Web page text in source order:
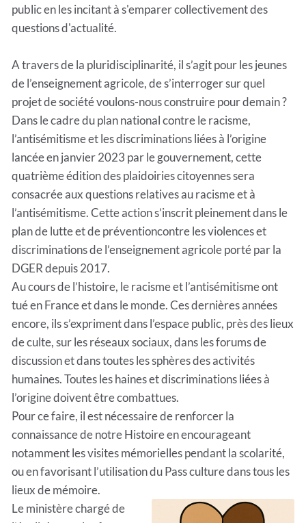
public en les incitant à s'emparer collectivement des
questions d'actualité.
A travers de la pluridisciplinarité, il s’agit pour les jeunes
de l’enseignement agricole, de s’interroger sur quel
projet de société voulons-nous construire pour demain ?
Dans le cadre du plan national contre le racisme,
l’antisémitisme et les discriminations liées à l’origine
lancée en janvier 2023 par le gouvernement, cette
quatrième édition des plaidoiries citoyennes sera
consacrée aux questions relatives au racisme et à
l’antisémitisme. Cette action s’inscrit pleinement dans le
plan de lutte et de préventioncontre les violences et
discriminations de l’enseignement agricole porté par la
DGER depuis 2017.
Au cours de l’histoire, le racisme et l’antisémitisme ont
tué en France et dans le monde. Ces dernières années
encore, ils s’expriment dans l’espace public, près des lieux
de culte, sur les réseaux sociaux, dans les forums de
discussion et dans toutes les sphères des activités
humaines. Toutes les haines et discriminations liées à
l’origine doivent être combattues.
Pour ce faire, il est nécessaire de renforcer la
connaissance de notre Histoire en encourageant
notamment les visites mémorielles pendant la scolarité,
ou en favorisant l’utilisation du Pass culture dans tous les
lieux de mémoire.
Le ministère chargé de